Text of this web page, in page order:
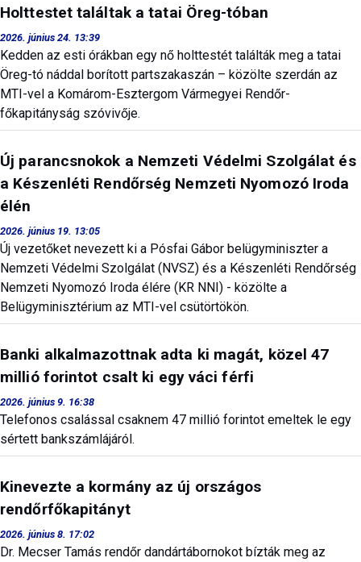
Holttestet találtak a tatai Öreg-tóban
2026. június 24. 13:39
Kedden az esti órákban egy nő holttestét találták meg a tatai
Öreg-tó náddal borított partszakaszán – közölte szerdán az
MTI-vel a Komárom-Esztergom Vármegyei Rendőr-
főkapitányság szóvivője.
Új parancsnokok a Nemzeti Védelmi Szolgálat és
a Készenléti Rendőrség Nemzeti Nyomozó Iroda
élén
2026. június 19. 13:05
Új vezetőket nevezett ki a Pósfai Gábor belügyminiszter a
Nemzeti Védelmi Szolgálat (NVSZ) és a Készenléti Rendőrség
Nemzeti Nyomozó Iroda élére (KR NNI) - közölte a
Belügyminisztérium az MTI-vel csütörtökön.
Banki alkalmazottnak adta ki magát, közel 47
millió forintot csalt ki egy váci férfi
2026. június 9. 16:38
Telefonos csalással csaknem 47 millió forintot emeltek le egy
sértett bankszámlájáról.
Kinevezte a kormány az új országos
rendőrfőkapitányt
2026. június 8. 17:02
Dr. Mecser Tamás rendőr dandártábornokot bízták meg az